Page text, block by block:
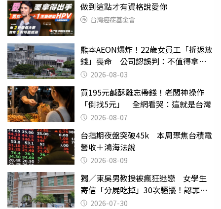
做到這點才有資格說愛你
台灣癌症基金會
熊本AEON爆炸！22歲女員工「折返放
錢」喪命 公司認誤判：不值得拿命
換 2026-08-03
買195元鹹酥雞忘帶錢！老闆神操作
「倒找5元」 全網看哭：這就是台灣
2026-08-07
台指期夜盤突破45k 本周聚焦台積電
營收＋鴻海法說
2026-08-09
獨／東吳男教授被瘋狂迷戀 女學生
寄信「分屍吃掉」30次騷擾！認罪免
關 2026-07-30